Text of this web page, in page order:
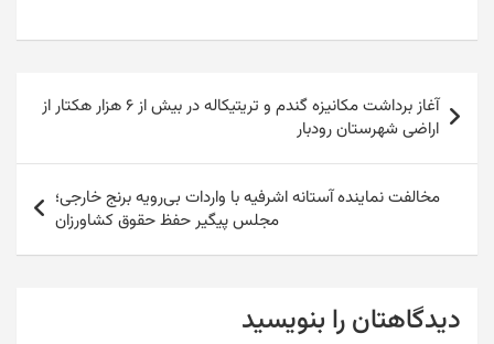
e
o
o
k
o
o
n
l
o
M
l
y
n
gr
m
s
n
er
s
p
ar
راهبری
نوشته
آغاز برداشت مکانیزه گندم و تریتیکاله در بیش از ۶ هزار هکتار از
اراضی شهرستان رودبار
مخالفت نماینده آستانه اشرفیه با واردات بی‌رویه برنج خارجی؛
مجلس پیگیر حفظ حقوق کشاورزان
دیدگاهتان را بنویسید